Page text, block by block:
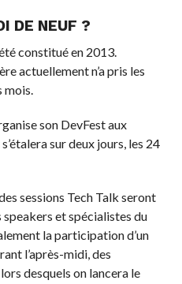
DE NEUF ?
constitué en 2013.
actuellement n’a pris les
mois.
son DevFest aux
sur deux jours, les 24
sessions Tech Talk seront
et spécialistes du
la participation d’un
l’après-midi, des
desquels on lancera le